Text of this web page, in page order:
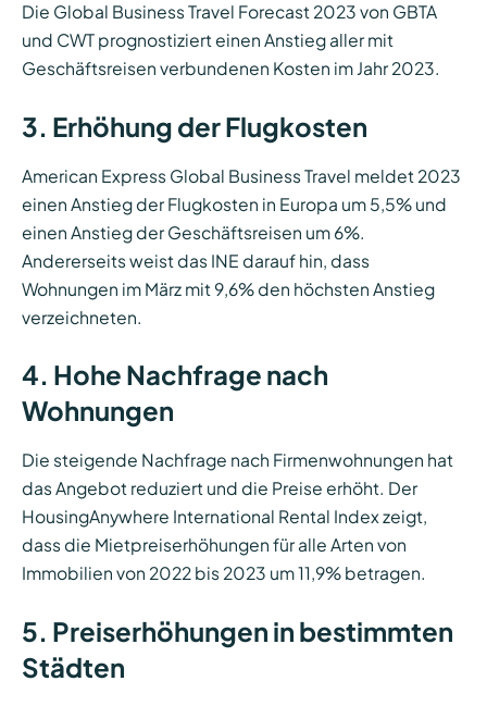
Die Global Business Travel Forecast 2023 von GBTA
und CWT prognostiziert einen Anstieg aller mit
Geschäftsreisen verbundenen Kosten im Jahr 2023.
3. Erhöhung der Flugkosten
American Express Global Business Travel meldet 2023
einen Anstieg der Flugkosten in Europa um 5,5% und
einen Anstieg der Geschäftsreisen um 6%.
Andererseits weist das INE darauf hin, dass
Wohnungen im März mit 9,6% den höchsten Anstieg
verzeichneten.
4. Hohe Nachfrage nach
Wohnungen
Die steigende Nachfrage nach Firmenwohnungen hat
das Angebot reduziert und die Preise erhöht. Der
HousingAnywhere International Rental Index zeigt,
dass die Mietpreiserhöhungen für alle Arten von
Immobilien von 2022 bis 2023 um 11,9% betragen.
5. Preiserhöhungen in bestimmten
Städten